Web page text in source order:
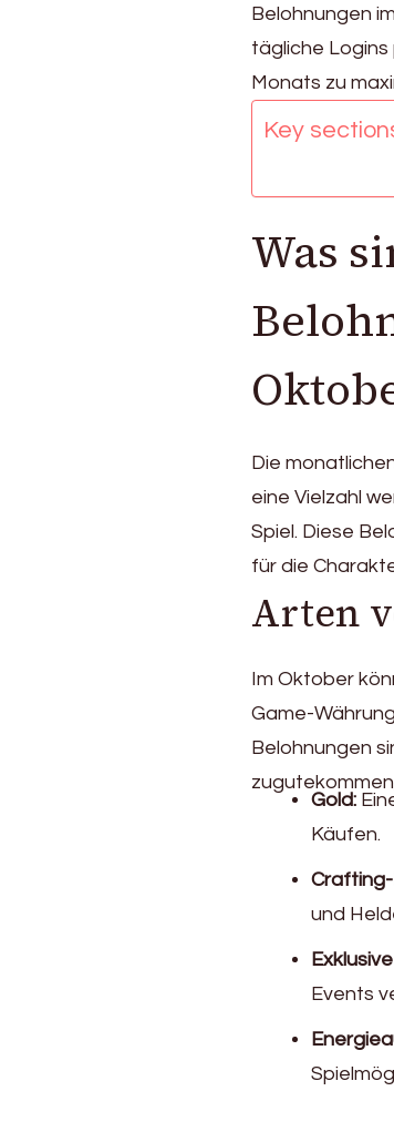
BelohnungenBelohnungen
tägliche Logins
Monats zu
Key
Was
Die
eine Vielzahl
Spiel. Diese
für die
Arten
Im Oktober
Game-
Belohnungen
Gold:
Käufen.
und
Events